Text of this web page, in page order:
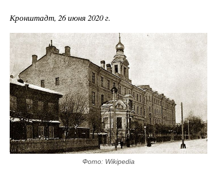
Кронштадт, 26 июня 2020 г.
Фото: Wikipedia